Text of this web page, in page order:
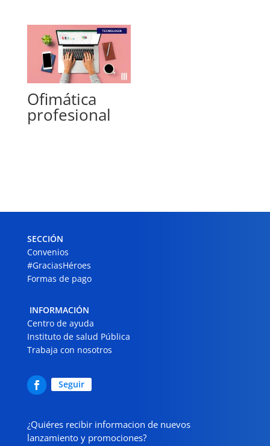
Ofimática
profesional
SECCIÓN
Convenios
#GraciasHéroes
Formas de pago
INFORMACIÓN
Centro de ayuda
Instituto de salud Pública
Trabaja con nosotros
Seguir
¿Quiéres recibir informacion de nuevos
lanzamiento y promociones?